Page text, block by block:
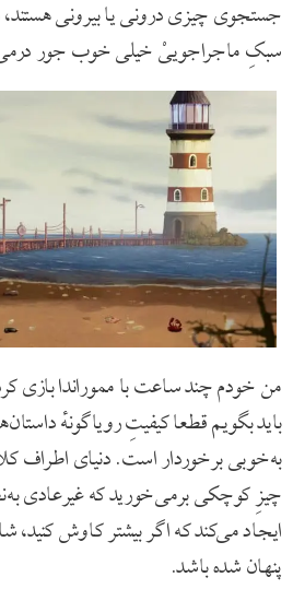
جستجوی چیزی درونی یا بیرونی
سبکِ ماجراجوییْ خیلی خوب جور
من خودم چند ساعت با مموراندا بازی
باید بگویم قطعا کیفیتِ رویاگونهٔ
به‌خوبی برخوردار است. دنیای اطراف
چیزِ کوچکی برمی‌خورید که غیرعادی
ایجاد می‌کند که اگر بیشتر کاوش کنید،
پنهان شده باشد.